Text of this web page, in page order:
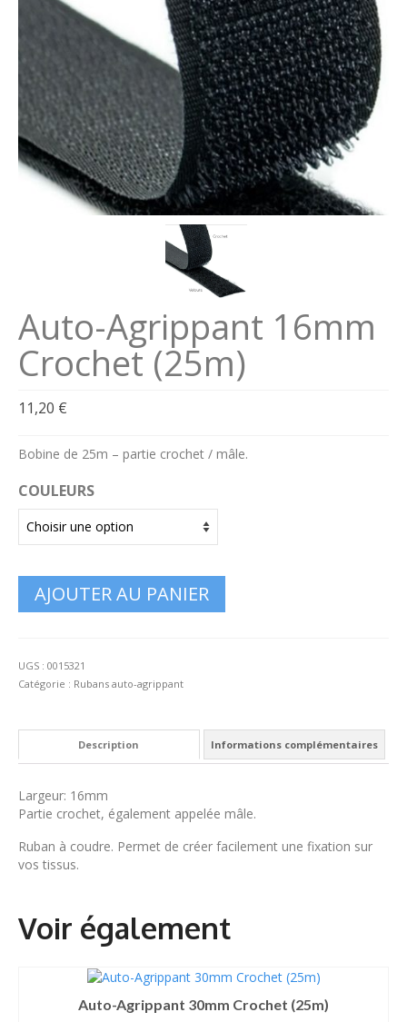
Se connecter
Connexion
Auto-Agrippant 16mm
Crochet (25m)
11,20 €
Bobine de 25m – partie crochet / mâle.
COULEURS
AJOUTER AU PANIER
UGS : 0015321
Catégorie : Rubans auto-agrippant
Description Informations complémentaires
Largeur: 16mm
Partie crochet, également appelée mâle.
Ruban à coudre. Permet de créer facilement une fixation sur
vos tissus.
Auto-Agrippant 30mm Crochet (25m)